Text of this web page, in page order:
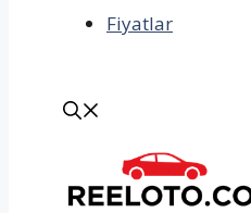
Fiyatlar